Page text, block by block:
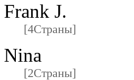
Frank J.
[4Страны]
Nina
[2Страны]